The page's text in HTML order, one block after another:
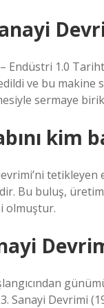
Endüstri 1.0
ve bu
sermaye
kim
tetikleyen
Bu buluş,
olmuştur.
Sanayi Devrimi